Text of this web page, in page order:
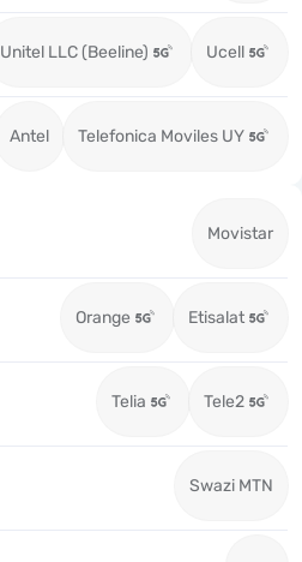
Unitel LLC (Beeline) Ucell
Antel Telefonica Moviles UY
Movistar
Orange Etisalat
Telia Tele2
Swazi MTN